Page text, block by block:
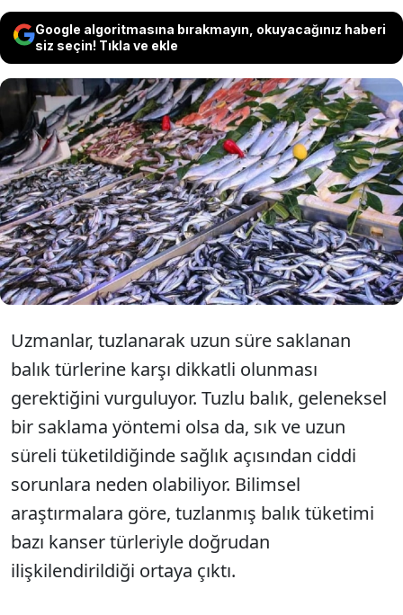
Google algoritmasına bırakmayın, okuyacağınız haberi
siz seçin! Tıkla ve ekle
Balık, sağlıklı beslenmenin temel taşlarından biri
olarak görülüyor ve düzenli tüketilmesi
öneriliyor. Ancak uzmanlara göre bu durum her
balık türü için geçerli değil. Özellikle işlenme
biçimi nedeniyle bazı balıkların ciddi sağlık
riskleri barındırdığı ve uzun vadede kansere yol
açabildiği belirtildi.
Uzmanlar, tuzlanarak uzun süre saklanan
balık türlerine karşı dikkatli olunması
gerektiğini vurguluyor. Tuzlu balık, geleneksel
bir saklama yöntemi olsa da, sık ve uzun
süreli tüketildiğinde sağlık açısından ciddi
sorunlara neden olabiliyor. Bilimsel
araştırmalara göre, tuzlanmış balık tüketimi
bazı kanser türleriyle doğrudan
ilişkilendirildiği ortaya çıktı.